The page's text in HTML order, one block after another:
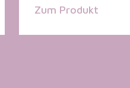
Zum Produkt